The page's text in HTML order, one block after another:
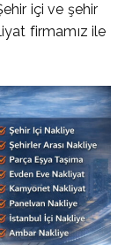
içi ve şehir
firmamız ile